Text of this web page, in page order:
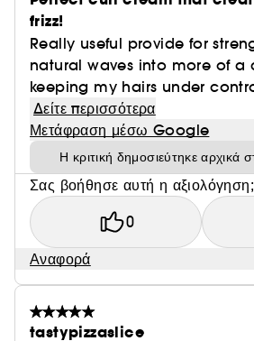
frizz!
Really useful provide for
natural waves into more of a
keeping my hairs under
Δείτε περισσότερα
Μετάφραση μέσω Google
Η κριτική δημοσιεύτηκε
Σας βοήθησε αυτή η αξιολόγηση;
0
Αναφορά
tastypizzaslice